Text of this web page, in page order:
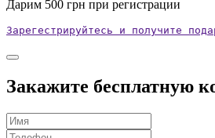
Дарим 500 грн при регистрации
Зарегестрируйтесь и получите
Закажите бесплатную